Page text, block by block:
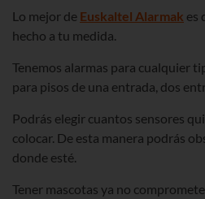
Lo mejor de Euskaltel Alarmak es
hecho a tu medida.
Tenemos alarmas para cualquier
para pisos de una entrada, dos
Podrás elegir cuantos sensores
colocar. De esta manera podrás
donde esté.
Tener mascotas ya no